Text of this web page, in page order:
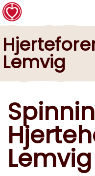
Lemvig
Lemvig